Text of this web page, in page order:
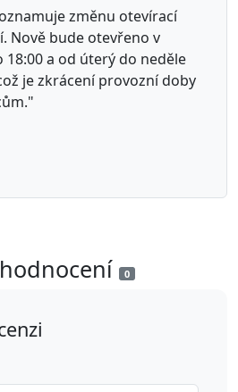
změnu otevírací
Nově bude otevřeno v
18:00 a od úterý do neděle
je zkrácení provozní doby
0